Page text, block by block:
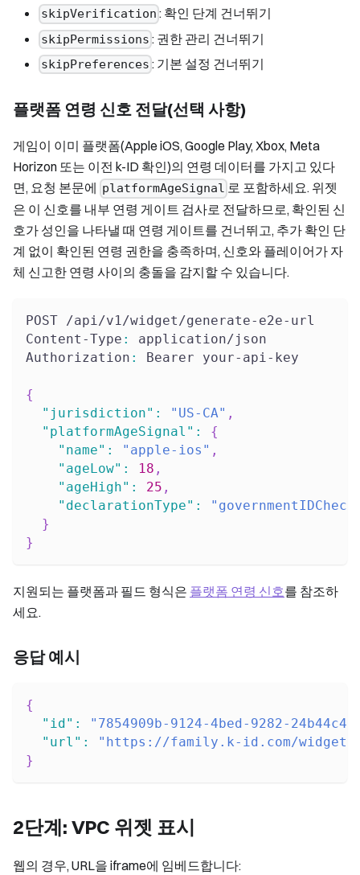
skipVerification : 확인 단계 건너뛰기
skipPermissions : 권한 관리 건너뛰기
skipPreferences : 기본 설정 건너뛰기
플랫폼 연령 신호 전달(선택 사항)
게임이 이미 플랫폼(Apple iOS, Google Play, Xbox, Meta
Horizon 또는 이전 k-ID 확인)의 연령 데이터를 가지고 있다
면, 요청 본문에 platformAgeSignal 로 포함하세요. 위젯
은 이 신호를 내부 연령 게이트 검사로 전달하므로, 확인된 신
호가 성인을 나타낼 때 연령 게이트를 건너뛰고, 추가 확인 단
계 없이 확인된 연령 권한을 충족하며, 신호와 플레이어가 자
체 신고한 연령 사이의 충돌을 감지할 수 있습니다.
POST /api/v1/widget/generate-e2e-url
Content-Type :
application/json
Authorization : Bearer your-api-key
{
"jurisdiction" : "US-CA" ,
"platformAgeSignal" :
{
"name" : "apple-ios" ,
"ageLow" : 18 ,
"ageHigh" : 25 ,
"declarationType" :
}
}
지원되는 플랫폼과 필드 형식은 플랫폼 연령 신호를 참조하
세요.
응답 예시
{
"id" :
"7854909b-9124-4bed-9282-
"url" :
"https://family.k-id.com/
}
2단계: VPC 위젯 표시
웹의 경우, URL을 iframe에 임베드합니다: